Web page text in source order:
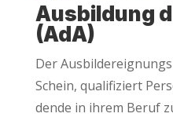
Aus­bil­dung
(AdA)
Der
Schein, qua­li­fi­ziert
den­de in ihrem Beruf